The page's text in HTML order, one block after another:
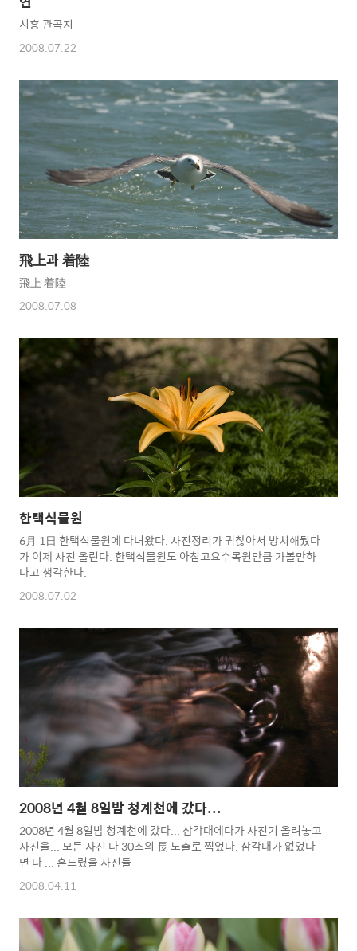
시흥 관곡지
2008.07.22
飛上과 着陸
飛上 着陸
2008.07.08
한택식물원
6月 1日 한택식물원에 다녀왔다. 사진정리가 귀찮아서 방치해뒀다
가 이제 사진 올린다. 한택식물원도 아침고요수목원만큼 가볼만하
다고 생각한다.
2008.07.02
2008년 4월 8일밤 청계천에 갔다...
2008년 4월 8일밤 청계천에 갔다... 삼각대에다가 사진기 올려놓고
사진을... 모든 사진 다 30초의 長 노출로 찍었다. 삼각대가 없었다
면 다 ... 흔드렸을 사진들
2008.04.11